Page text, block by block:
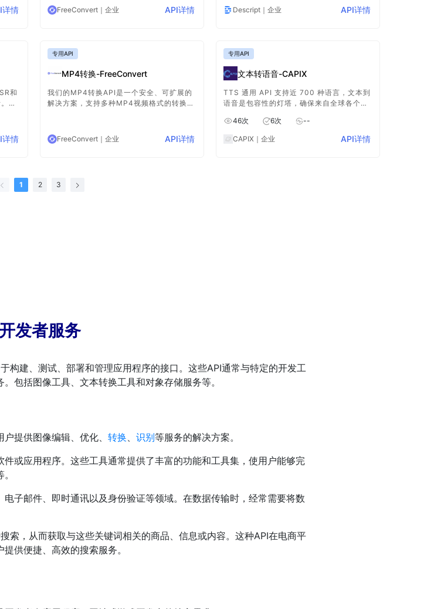
详情
处理需求。
FreeConvert ｜企业 API详情
您的内容变成视频。
Descript ｜企业 API详情
和
这
流
详情
专用API
MP4转换-FreeConvert
我们的MP4转换API是一个安全、可扩展的
解决方案，支持多种MP4视频格式的转换。
足不同平台和设备的兼容性需求。
FreeConvert ｜企业 API详情
专用API
文本转语音-CAPIX
TTS 通用 API 支持近 700 种语言，文本到
语音是包容性的灯塔，确保来自全球各个角
鸣。文字转语音从英语、西班牙语和普通话
等广泛使用的语言到土著方言和区域方言，
API 广泛的语言库可确保您的内容能够覆盖
46次 6次 --
CAPIX ｜企业 API详情
1 2 3
开发者服务
构建、测试、部署和管理应用程序的接口。这些API通常与特定的开发工
包括图像工具、文本转换工具和对象存储服务等。
提供图像编辑、优化、 转换、 识别等服务的解决方案。
或应用程序。这些工具通常提供了丰富的功能和工具集，使用户能够完
子邮件、即时通讯以及身份验证等领域。在数据传输时，经常需要将数
索，从而获取与这些关键词相关的商品、信息或内容。这种API在电商平
供便捷、高效的搜索服务。